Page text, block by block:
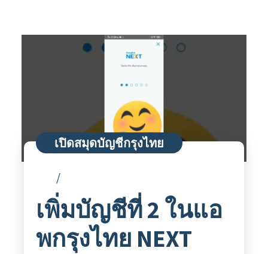
เปิดสมุดบัญชีกรุงไทย
เพิ่มบัญชีที่ 2 ในแอ
พกรุงไทย NEXT